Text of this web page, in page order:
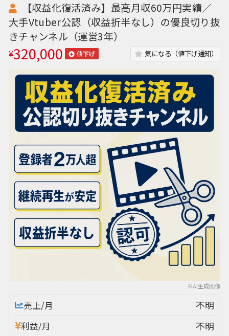
※AI生成画像
【収益化復活済み】最高月収60万円実績／
大手Vtuber公認（収益折半なし）の優良切り抜
きチャンネル（運営3年）
¥320,000 値下げ 気になる（値下げ通知）
売上/月 不明
利益/月 不明